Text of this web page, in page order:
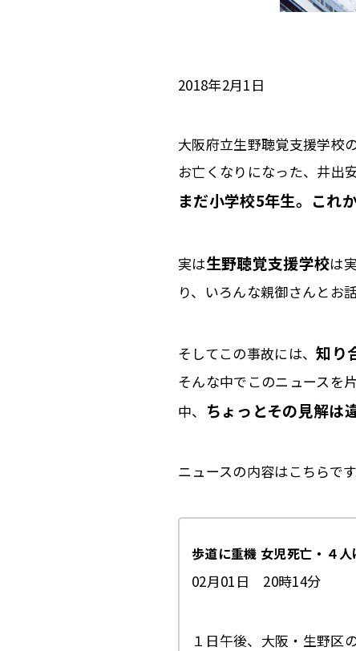
2018年2月1日
大阪府立生野聴覚支援学校
お亡くなりになった、井出
まだ小学校5年生。これ
実は生野聴覚支援学校は
り、いろんな親御さんとお
そしてこの事故には、知り
そんな中でこのニュースを
中、 ちょっとその見解は
ニュースの内容はこちらです
歩道に重機 女児死亡・４人
02月01日 20時14分
１日午後、大阪・生野区